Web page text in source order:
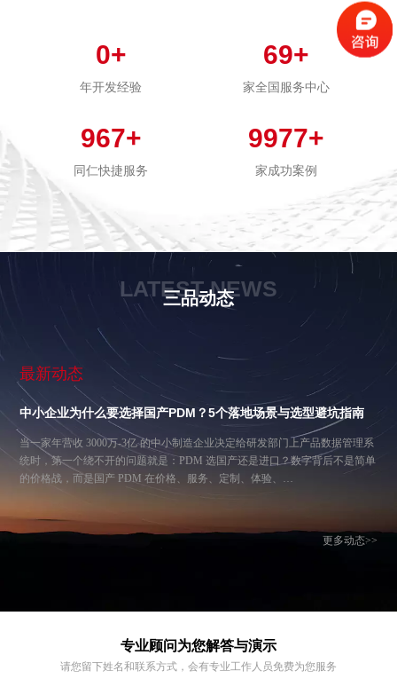
0+
年开发经验
69+
家全国服务中心
967+
同仁快捷服务
9977+
家成功案例
LATEST NEWS
三品动态
最新动态
中小企业为什么要选择国产PDM？5个落地场景与选型避坑指南
当一家年营收 3000万-3亿 的中小制造企业决定给研发部门上产品数据管理系
统时，第一个绕不开的问题就是：PDM 选国产还是进口？数字背后不是简单
的价格战，而是国产 PDM 在价格、服务、定制、体验、…
更多动态>>
专业顾问为您解答与演示
请您留下姓名和联系方式，会有专业工作人员免费为您服务